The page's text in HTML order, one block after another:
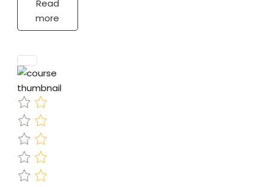
operatore di
interesse
sanitario che,
dell’attestato
di qualifica
conseguito al
termine di
una…
Read
more